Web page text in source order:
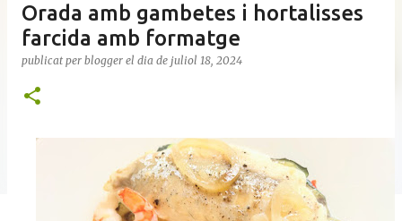
Orada amb gambetes i hortalisses
farcida amb formatge
publicat per blogger el dia de juliol 18, 2024